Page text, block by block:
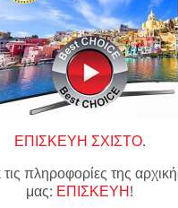
ΕΠΙΣΚΕΥΗ ΣΧΙΣΤΟ.
τις πληροφορίες της
μας: ΕΠΙΣΚΕΥΗ!